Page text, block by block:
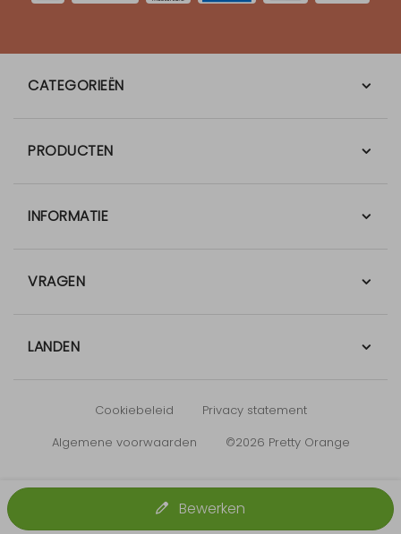
Bewerken
CATEGORIEËN
PRODUCTEN
INFORMATIE
VRAGEN
LANDEN
Cookiebeleid
Privacy statement
Algemene voorwaarden
©2026 Pretty Orange